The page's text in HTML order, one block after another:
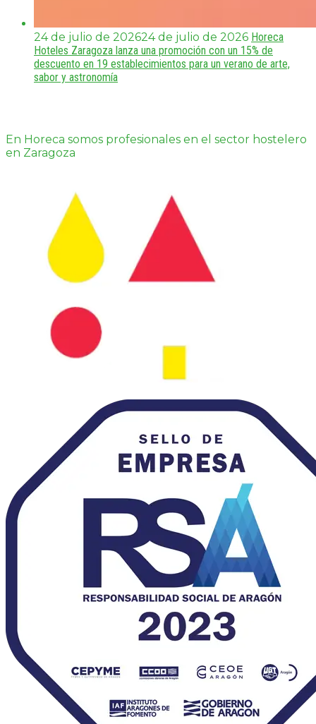
24 de julio de 202624 de julio de 2026 Horeca
Hoteles Zaragoza lanza una promoción con un 15% de
descuento en 19 establecimientos para un verano de arte,
sabor y astronomía
En Horeca somos profesionales en el sector hostelero
en Zaragoza